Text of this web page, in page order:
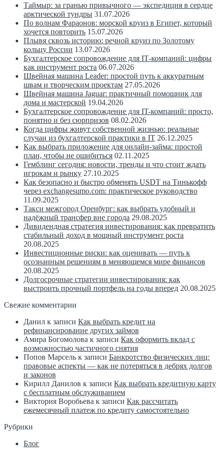
Таймыр: за гранью привычного — экспедиция в сердце
арктической тундры 31.07.2026
По волнам Фараонов: морской круиз в Египет, который
хочется повторить 15.07.2026
Плывя сквозь историю: речной круиз по Золотому
кольцу России 13.07.2026
Бухгалтерское сопровождение для IT‑компаний: цифры
как инструмент роста 06.07.2026
Швейная машина Leader: простой путь к аккуратным
швам и творческим проектам 27.05.2026
Швейная машина Jaguar: практичный помощник для
дома и мастерской 19.04.2026
Бухгалтерское сопровождение для IT-компаний: просто,
понятно и без сюрпризов 08.02.2026
Когда цифры живут собственной жизнью: реальные
случаи из бухгалтерской практики в IT 26.12.2025
Как выбрать приложение для онлайн-займа: простой
план, чтобы не ошибиться 02.11.2025
Гемблинг сегодня: новости, тренды и что стоит ждать
игрокам и рынку 27.10.2025
Как безопасно и быстро обменять USDT на Тинькофф
через exchangesumo.com: практическое руководство
11.09.2025
Такси межгород Оренбург: как выбрать удобный и
надёжный трансфер вне города 29.08.2025
Дивидендная стратегия инвестирования: как превратить
стабильный доход в мощный инструмент роста
20.08.2025
Инвестиционные риски: как оценивать — путь к
осознанным решениям в меняющемся мире финансов
20.08.2025
Долгосрочные стратегии инвестирования: как
выстроить прочный портфель на годы вперед 20.08.2025
Свежие комментарии
Данил к записи Как выбрать кредит на
рефинансирование других займов
Амира Богомолова к записи Как оформить вклад с
возможностью частичного снятия
Попов Марсель к записи Банкротство физических лиц:
правовые аспекты — как не потеряться в дебрях долгов
и законов
Кирилл Данилов к записи Как выбрать кредитную карту
с бесплатным обслуживанием
Виктория Воробьева к записи Как рассчитать
ежемесячный платеж по кредиту самостоятельно
Рубрики
Блог